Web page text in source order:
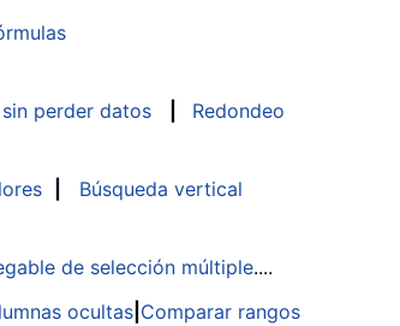
perder datos
Redondeo
Búsqueda vertical
de selección múltiple....
ocultas Comparar rangos